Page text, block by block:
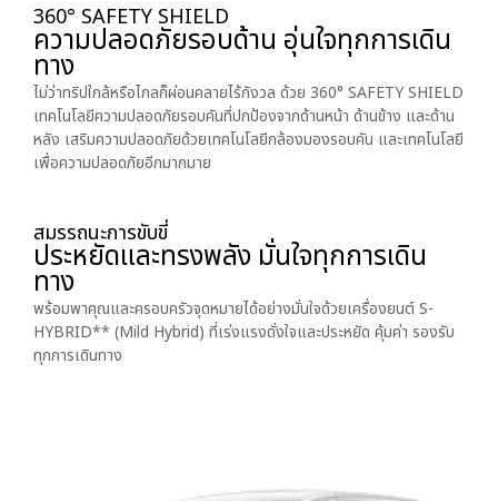
360° SAFETY SHIELD
ความปลอดภัยรอบด้าน อุ่นใจทุกการเดิน
ทาง
ไม่ว่าทริปใกล้หรือไกลก็ผ่อนคลายไร้กังวล ด้วย 360° SAFETY SHIELD
เทคโนโลยีความปลอดภัยรอบคันที่ปกป้องจากด้านหน้า ด้านข้าง และด้าน
หลัง เสริมความปลอดภัยด้วยเทคโนโลยีกล้องมองรอบคัน และเทคโนโลยี
เพื่อความปลอดภัยอีกมากมาย
สมรรถนะการขับขี่
ประหยัดและทรงพลัง มั่นใจทุกการเดิน
ทาง
พร้อมพาคุณและครอบครัวจุดหมายได้อย่างมั่นใจด้วยเครื่องยนต์ S-
HYBRID** (Mild Hybrid) ที่เร่งแรงดั่งใจและประหยัด คุ้มค่า รองรับ
ทุกการเดินทาง